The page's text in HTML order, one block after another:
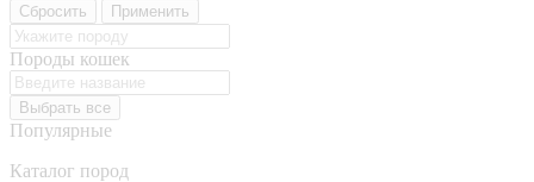
Сбросить Применить
Породы кошек
Выбрать все
Популярные
Каталог пород